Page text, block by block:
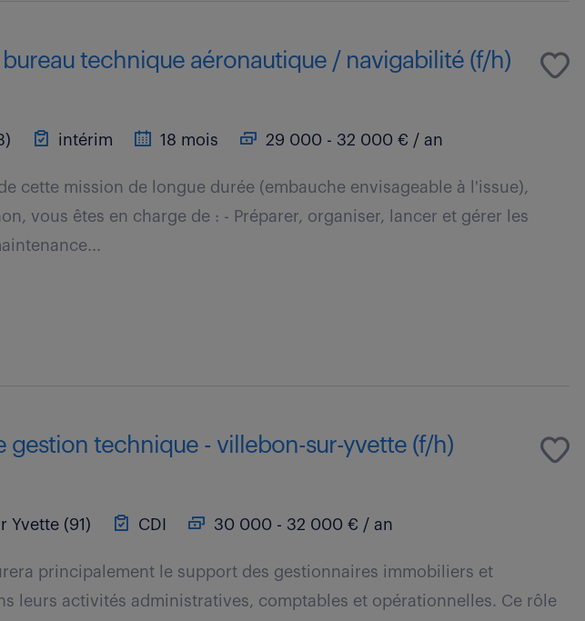
technique aéronautique / navigabilité (f/h)
intérim 18 mois 29 000 - 32 000 € / an
cette mission de longue durée (embauche envisageable à l'issue),
vous êtes en charge de : - Préparer, organiser, lancer et gérer les
gestion technique - villebon-sur-yvette (f/h)
Yvette (91) CDI 30 000 - 32 000 € / an
principalement le support des gestionnaires immobiliers et
leurs activités administratives, comptables et opérationnelles. Ce rôle